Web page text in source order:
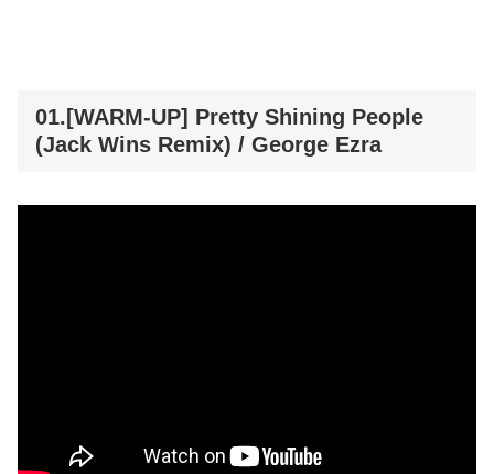
01.[WARM-UP] Pretty Shining People
(Jack Wins Remix) / George Ezra